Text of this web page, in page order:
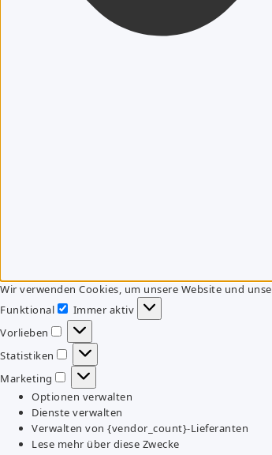
Wir verwenden Cookies, um unsere Website und
Funktional
Funktional
Immer aktiv
Vorlieben
Vorlieben
Statistiken
Statistiken
Marketing
Marketing
Optionen verwalten
Dienste verwalten
Verwalten von {vendor_count}-Lieferanten
Lese mehr über diese Zwecke